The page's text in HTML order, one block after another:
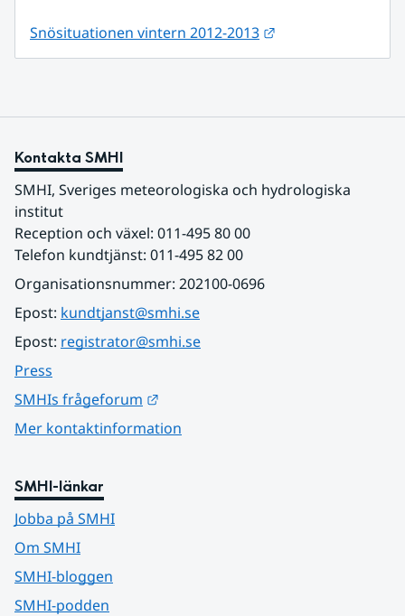
Snösituationen vintern 2012-2013
Kontakta SMHI
SMHI, Sveriges meteorologiska och hydrologiska
institut
Reception och växel: 011-495 80 00
Telefon kundtjänst: 011-495 82 00
Organisationsnummer: 202100-0696
Epost: kundtjanst@smhi.se
Epost: registrator@smhi.se
Press
SMHIs frågeforum
Mer kontaktinformation
SMHI-länkar
Jobba på SMHI
Om SMHI
SMHI-bloggen
SMHI-podden